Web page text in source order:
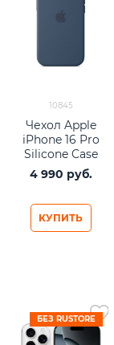
10845
Чехол Apple
iPhone 16 Pro
Silicone Case
with MagSafe –
Denim
4 990 руб.
КУПИТЬ
БЕЗ RUSTORE